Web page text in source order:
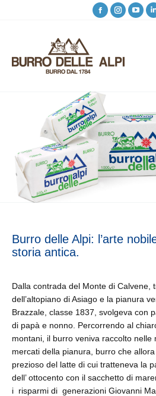
Burro delle Alpi: l’arte
storia antica.
Dalla contrada del Monte di Calvene,
dell’altopiano di Asiago e la pianura
Brazzale, classe 1837, svolgeva con
di papà e nonno. Percorrendo al
montani, il burro veniva raccolto nelle
mercati della pianura, burro che
prezioso del latte di cui tratteneva la
dell’ ottocento con il sacchetto di
i risparmi di generazioni Giovanni